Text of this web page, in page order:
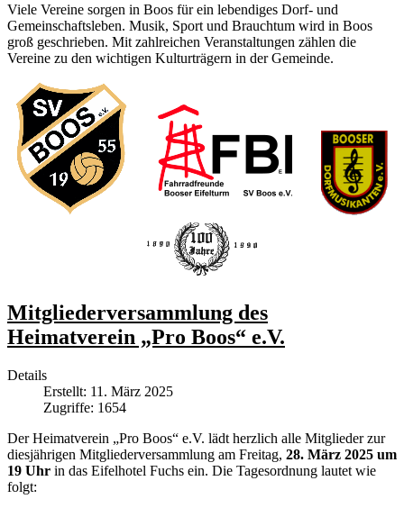
Viele Vereine sorgen in Boos für ein lebendiges Dorf- und
Gemeinschaftsleben. Musik, Sport und Brauchtum wird in Boos
groß geschrieben. Mit zahlreichen Veranstaltungen zählen die
Vereine zu den wichtigen Kulturträgern in der Gemeinde.
Mitgliederversammlung des
Heimatverein „Pro Boos“ e.V.
Details
Erstellt: 11. März 2025
Zugriffe: 1654
Der Heimatverein „Pro Boos“ e.V. lädt herzlich alle Mitglieder zur
diesjährigen Mitgliederversammlung am Freitag, 28. März 2025 um
19 Uhr in das Eifelhotel Fuchs ein. Die Tagesordnung lautet wie
folgt: